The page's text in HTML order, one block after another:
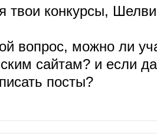
твои конкурсы,
вопрос, можно ли
сайтам? и если
посты?